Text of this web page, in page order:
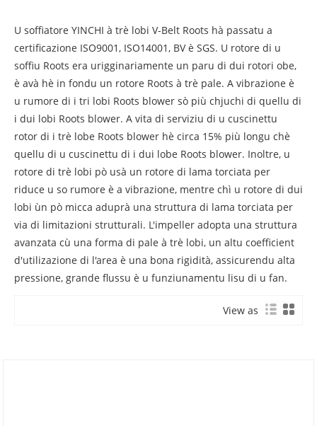
U soffiatore YINCHI à trè lobi V-Belt Roots hà passatu a
certificazione ISO9001, ISO14001, BV è SGS. U rotore di u
soffiu Roots era urigginariamente un paru di dui rotori obe,
è avà hè in fondu un rotore Roots à trè pale. A vibrazione è
u rumore di i tri lobi Roots blower sò più chjuchi di quellu di
i dui lobi Roots blower. A vita di serviziu di u cuscinettu
rotor di i trè lobe Roots blower hè circa 15% più longu chè
quellu di u cuscinettu di i dui lobe Roots blower. Inoltre, u
rotore di trè lobi pò usà un rotore di lama torciata per
riduce u so rumore è a vibrazione, mentre chì u rotore di dui
lobi ùn pò micca aduprà una struttura di lama torciata per
via di limitazioni strutturali. L'impeller adopta una struttura
avanzata cù una forma di pale à trè lobi, un altu coefficient
d'utilizazione di l'area è una bona rigidità, assicurendu alta
pressione, grande flussu è u funziunamentu lisu di u fan.
View as